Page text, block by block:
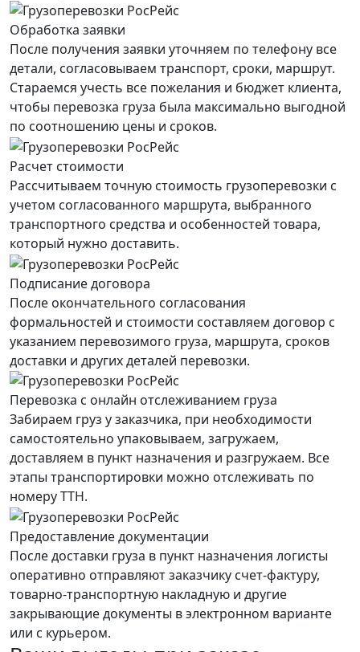
Обработка заявки
После получения заявки уточняем по телефону все
детали, согласовываем транспорт, сроки, маршрут.
Стараемся учесть все пожелания и бюджет клиента,
чтобы перевозка груза была максимально выгодной
по соотношению цены и сроков.
Расчет стоимости
Рассчитываем точную стоимость грузоперевозки с
учетом согласованного маршрута, выбранного
транспортного средства и особенностей товара,
который нужно доставить.
Подписание договора
После окончательного согласования
формальностей и стоимости составляем договор с
указанием перевозимого груза, маршрута, сроков
доставки и других деталей перевозки.
Перевозка с онлайн отслеживанием груза
Забираем груз у заказчика, при необходимости
самостоятельно упаковываем, загружаем,
доставляем в пункт назначения и разгружаем. Все
этапы транспортировки можно отслеживать по
номеру ТТН.
Предоставление документации
После доставки груза в пункт назначения логисты
оперативно отправляют заказчику счет-фактуру,
товарно-транспортную накладную и другие
закрывающие документы в электронном варианте
или с курьером.